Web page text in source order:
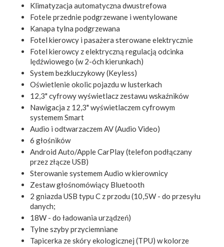
Klimatyzacja automatyczna dwustrefowa
Fotele przednie podgrzewane i wentylowane
Kanapa tylna podgrzewana
Fotel kierowcy i pasażera sterowane elektrycznie
Fotel kierowcy z elektryczną regulacją odcinka
lędźwiowego (w 2-óch kierunkach)
System bezkluczykowy (Keyless)
Oświetlenie okolic pojazdu w lusterkach
12,3" cyfrowy wyświetlacz zestawu wskaźników
Nawigacja z 12,3" wyświetlaczem cyfrowym
systemem Smart
Audio i odtwarzaczem AV (Audio Video)
6 głośników
Android Auto/Apple CarPlay (telefon podłączany
przez złącze USB)
Sterowanie systemem Audio w kierownicy
Zestaw głośnomówiący Bluetooth
2 gniazda USB typu C z przodu (10,5W - do przesyłu
danych;
18W - do ładowania urządzeń)
Tylne szyby przyciemniane
Tapicerka ze skóry ekologicznej (TPU) w kolorze